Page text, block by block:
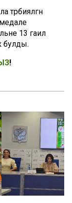
медале
13 гаилә
булды.
!